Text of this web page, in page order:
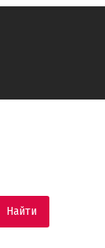
Найти